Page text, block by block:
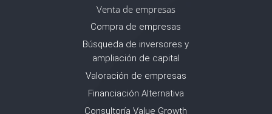
Venta de empresas
Compra de empresas
Búsqueda de inversores y
ampliación de capital
Valoración de empresas
Financiación Alternativa
Consultoría Value Growth